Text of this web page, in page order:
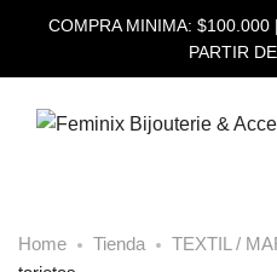
COMPRA MINIMA: $100.000
PARTIR
Home Tienda TEXTIL /